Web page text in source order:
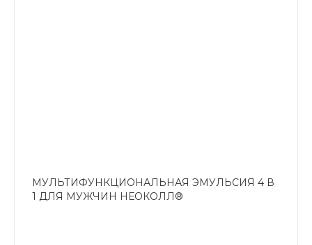
МУЛЬТИФУНКЦИОНАЛЬНАЯ ЭМУЛЬСИЯ 4 В
1 ДЛЯ МУЖЧИН НЕОКОЛЛ®